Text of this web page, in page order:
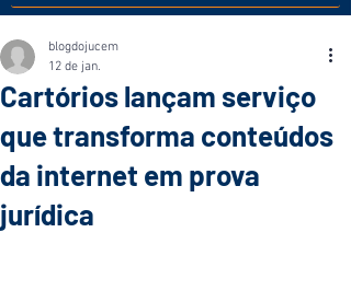
Cartórios lançam serviço
que transforma conteúdos
da internet em prova
jurídica
blogdojucem
12 de jan.